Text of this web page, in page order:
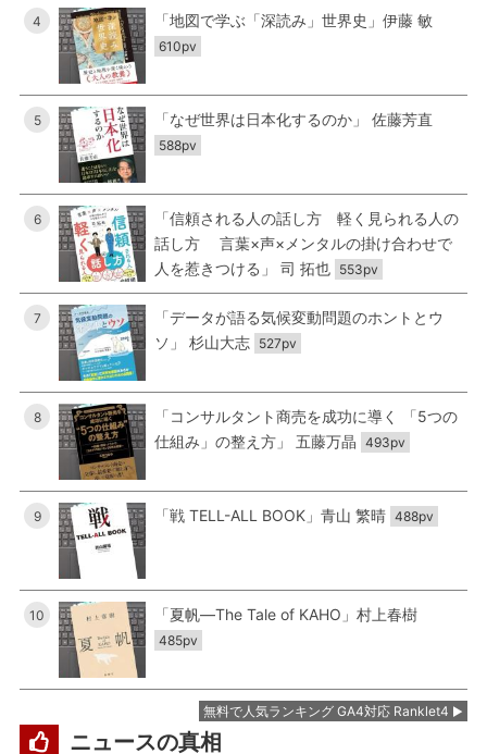
4 「地図で学ぶ「深読み」世界史」伊藤 敏
610pv
5 「なぜ世界は日本化するのか」 佐藤芳直
588pv
6
「信頼される人の話し方 軽く見られる人の
話し方 言葉×声×メンタルの掛け合わせで
人を惹きつける」 司 拓也 553pv
7
「データが語る気候変動問題のホントとウ
ソ」 杉山大志 527pv
8
「コンサルタント商売を成功に導く 「5つの
仕組み」の整え方」 五藤万晶 493pv
9 「戦 TELL-ALL BOOK」青山 繁晴 488pv
10 「夏帆―The Tale of KAHO」村上春樹
485pv
無料で人気ランキング GA4対応 Ranklet4
ニュースの真相